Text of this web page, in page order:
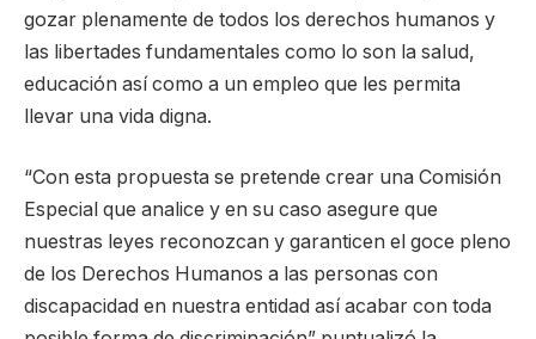
gozar plenamente de todos los derechos humanos y
las libertades fundamentales como lo son la salud,
educación así como a un empleo que les permita
llevar una vida digna.
“Con esta propuesta se pretende crear una Comisión
Especial que analice y en su caso asegure que
nuestras leyes reconozcan y garanticen el goce pleno
de los Derechos Humanos a las personas con
discapacidad en nuestra entidad así acabar con toda